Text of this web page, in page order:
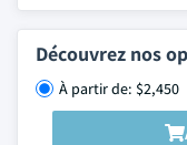
Découvrez nos
À partir de: $2,450